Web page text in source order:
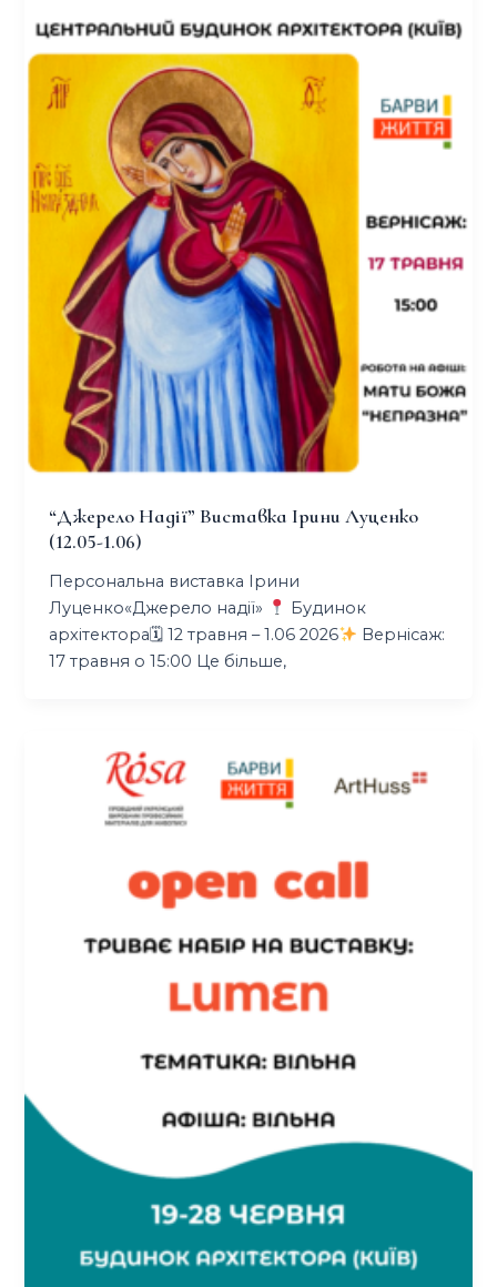
“джерело Надії” Виставка Ірини Луценко
(12.05-1.06)
Персональна виставка Ірини
Луценко«Джерело надії»
Будинок
архітектора🗓 12 травня – 1.06 2026
Вернісаж:
17 травня о 15:00 Це більше,